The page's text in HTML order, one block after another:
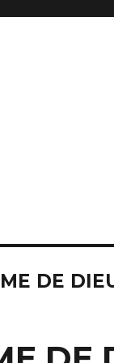
DE